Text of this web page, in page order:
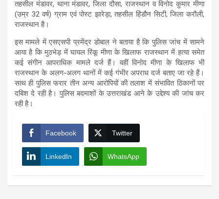
तहसील मंडावर, थाना मंडावर, जिला दौसा, राजस्थान व विनोद कुमार मीणा
(उम्र 32 वर्ष) ग्राम एवं पोस्ट झारेड़ा, तहसील हिंडौन सिटी, जिला करौली,
राजस्थान है।
इस मामले में एसएसपी प्रमेंद्र डोबाल ने बताया है कि पुलिस जांच में सामने
आया है कि मुठभेड़ में घायल रिंकू मीणा के खिलाफ राजस्थान में हत्या समेत
कई संगीन आपराधिक मामले दर्ज हैं। वहीं विनोद मीणा के खिलाफ भी
राजस्थान के अलग-अलग थानों में कई गंभीर अपराध दर्ज बताए जा रहे हैं।
साथ ही पुलिस फरार तीन अन्य आरोपियों की तलाश में संभावित ठिकानों पर
दबिश दे रही है। पुलिस बदमाशों के उत्तराखंड आने के उद्देश्य की जांच कर
रही है।
Facebook Twitter
LinkedIn WhatsApp